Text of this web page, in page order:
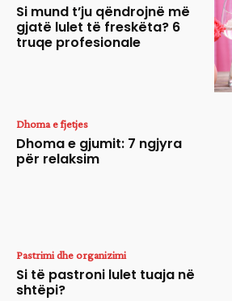
Si mund t’ju qëndrojnë më
gjatë lulet të freskëta? 6
truqe profesionale
Dhoma e fjetjes
Dhoma e gjumit: 7 ngjyra
për relaksim
Pastrimi dhe organizimi
Si të pastroni lulet tuaja në
shtëpi?